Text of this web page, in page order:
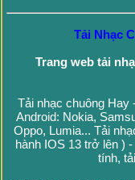
Tải Nhạc
Trang web tải
Tải nhạc chuông
Android: Nokia,
Oppo, Lumia... Tải
hành IOS 13 trở lên )
tính,